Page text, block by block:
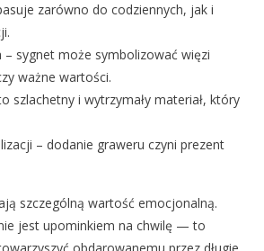
zarówno do codziennych, jak i
sygnet może symbolizować więzi
ważne wartości.
szlachetny i wytrzymały materiał, który
– dodanie graweru czyni prezent
szczególną wartość emocjonalną.
jest upominkiem na chwilę — to